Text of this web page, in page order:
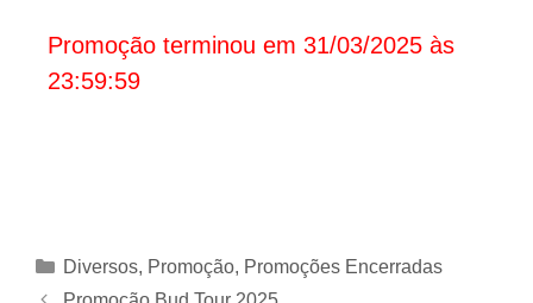
Promoção terminou em 31/03/2025 às
23:59:59
Categorias
Diversos, Promoção, Promoções Encerradas